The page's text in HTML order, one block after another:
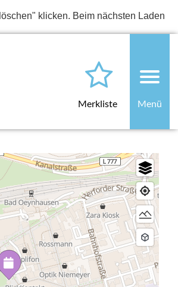
klicken. Beim nächsten Laden
Merkliste Menü